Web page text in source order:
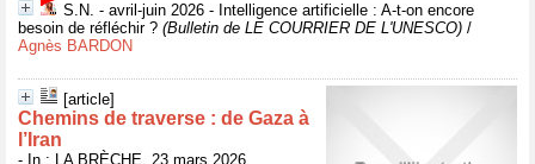
S.N. - avril-juin 2026 - Intelligence artificielle : A-t-on encore
besoin de réfléchir ? (Bulletin de LE COURRIER DE L'UNESCO) /
Agnès BARDON
[article]
Chemins de traverse : de Gaza à
l’Iran
- In : LA BRÈCHE, 23 mars 2026